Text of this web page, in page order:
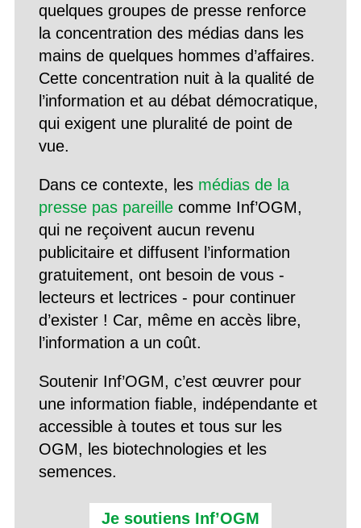
quelques groupes de presse renforce
la concentration des médias dans les
mains de quelques hommes d’affaires.
Cette concentration nuit à la qualité de
l’information et au débat démocratique,
qui exigent une pluralité de point de
vue.
Dans ce contexte, les médias de la
presse pas pareillecomme Inf’OGM,
qui ne reçoivent aucun revenu
publicitaire et diffusent l’information
gratuitement, ont besoin de vous -
lecteurs et lectrices - pour continuer
d’exister ! Car, même en accès libre,
l’information a un coût.
Soutenir Inf’OGM, c’est œuvrer pour
une information fiable, indépendante et
accessible à toutes et tous sur les
OGM, les biotechnologies et les
semences.
Je soutiens Inf’OGM